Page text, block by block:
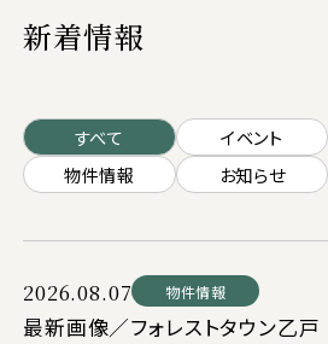
新着情報
すべて イベント
物件情報
お知らせ
2026.08.07 物件情報
最新画像／フォレストタウン乙戸